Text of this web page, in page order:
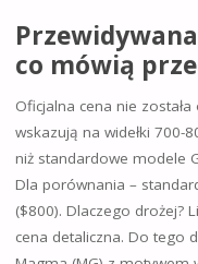
Przewidywana
co mówią
Oficjalna cena nie
wskazują na widełki 700-
niż standardowe modele
Dla porównania –
($800). Dlaczego drożej?
cena detaliczna. Do tego